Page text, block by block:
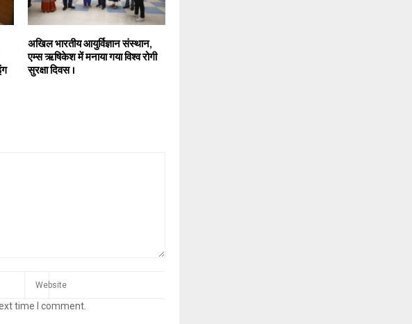
अखिल भारतीय आयुर्विज्ञान संस्थान,
एम्स ऋषिकेश में मनाया गया विश्व रोगी
सुरक्षा दिवस ।
time I comment.